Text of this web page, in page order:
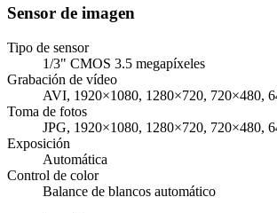
Sensor de imagen
Tipo de sensor
1/3" CMOS 3.5 megapíxeles
Grabación de vídeo
AVI, 1920×1080, 1280×720, 720×480,
Toma de fotos
JPG, 1920×1080, 1280×720, 720×480,
Exposición
Automática
Control de color
Balance de blancos automático